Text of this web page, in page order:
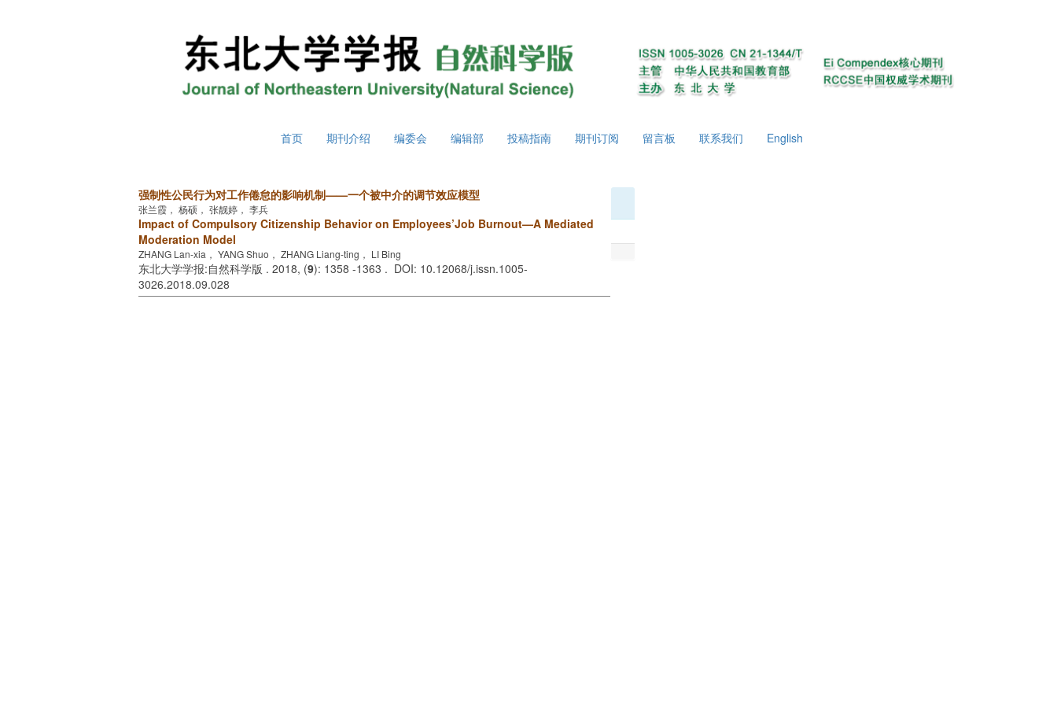
首页 期刊介绍 编委会 编辑部 投稿指南 期刊订阅 留言板 联系我们 English
强制性公民行为对工作倦怠的影响机制——一个被中介的调节效应模型
张兰霞， 杨硕， 张靓婷， 李兵
Impact of Compulsory Citizenship Behavior on Employees’Job Burnout—A Mediated
Moderation Model
ZHANG Lan-xia， YANG Shuo， ZHANG Liang-ting， LI Bing
东北大学学报:自然科学版 . 2018, (9): 1358 -1363 . DOI: 10.12068/j.issn.1005-
3026.2018.09.028